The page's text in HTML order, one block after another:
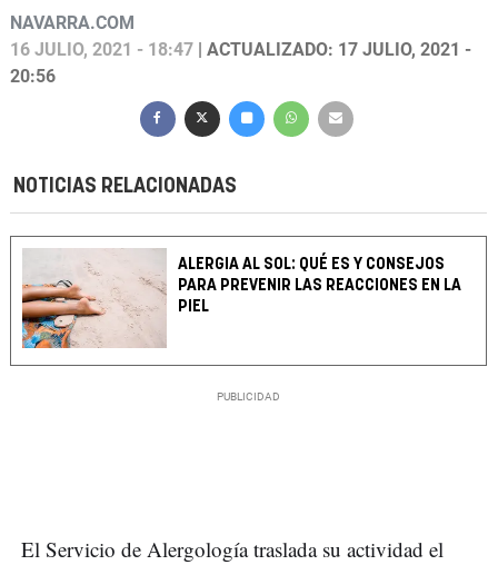
NAVARRA.COM
16 JULIO, 2021 - 18:47 | ACTUALIZADO: 17 JULIO, 2021 -
20:56
NOTICIAS RELACIONADAS
ALERGIA AL SOL: QUÉ ES Y CONSEJOS
PARA PREVENIR LAS REACCIONES EN LA
PIEL
El Servicio de Alergología traslada su actividad el